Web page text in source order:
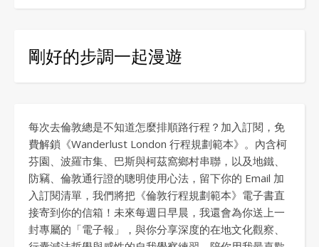
剛好的步調一起漫遊
每次去倫敦總是不知道怎麼排順路行程？加入訂閱，免
費解鎖《Wanderlust London 行程規劃範本》。內含柯
芬園、波羅市集、巴斯與柯茲窩鄉村串聯，以及地鐵、
防竊、倫敦通行證的聰明使用心法，留下你的 Email 加
入訂閱清單，我們將把《倫敦行程規劃範本》電子書直
接寄到你的信箱！未來每週日早晨，我還會為你送上一
封專屬的「電子報」，與你分享深度的在地文化觀察、